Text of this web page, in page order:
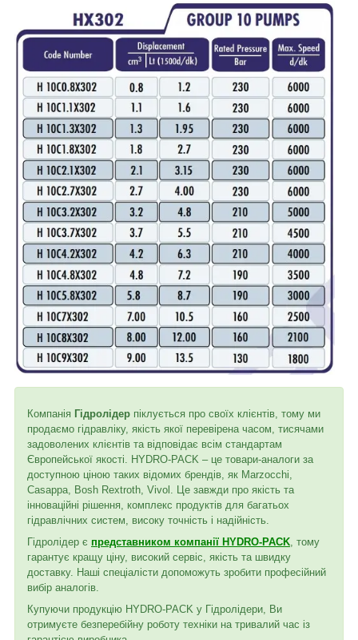
Компанія Гідролідер піклується про своїх клієнтів, тому ми
продаємо гідравліку, якість якої перевірена часом, тисячами
задоволених клієнтів та відповідає всім стандартам
Європейської якості. HYDRO-PACK – це товари-аналоги за
доступною ціною таких відомих брендів, як Marzocchi,
Casappa, Bosh Rextroth, Vivol. Це завжди про якість та
інноваційні рішення, комплекс продуктів для багатьох
гідравлічних систем, високу точність і надійність.
Гідролідер є представником компанії HYDRO-PACK , тому
гарантує кращу ціну, високий сервіс, якість та швидку
доставку. Наші спеціалісти допоможуть зробити професійний
вибір аналогів.
Купуючи продукцію HYDRO-PACK у Гідролідери, Ви
отримуєте безперебійну роботу техніки на тривалий час із